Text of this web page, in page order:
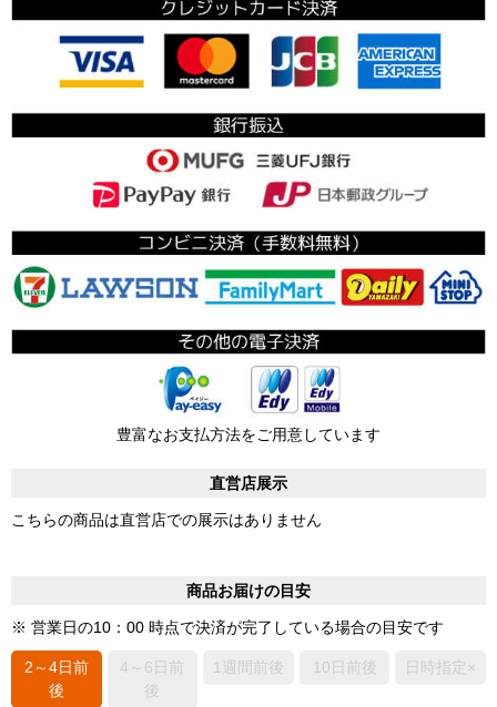
豊富なお支払方法をご用意しています
直営店展示
こちらの商品は直営店での展示はありません
商品お届けの目安
※ 営業日の10：00 時点で決済が完了している場合の目安です
2～4日前
後
4～6日前
後
1週間前後 10日前後 日時指定×